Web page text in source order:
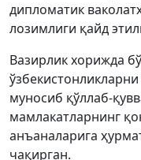
дипломатик
лозимлиги қайд
Вазирлик хорижда
муносиб қўллаб-
мамлакатларнинг
анъаналарига
чақирган.